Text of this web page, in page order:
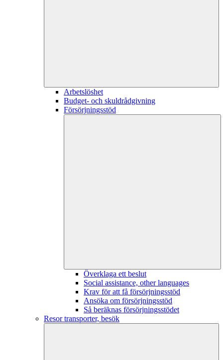
Arbetslöshet
Budget- och skuldrådgivning
Försörjningsstöd
Överklaga ett beslut
Social assistance, other languages
Krav för att få försörjningsstöd
Ansöka om försörjningsstöd
Så beräknas försörjningsstödet
Resor transporter, besök